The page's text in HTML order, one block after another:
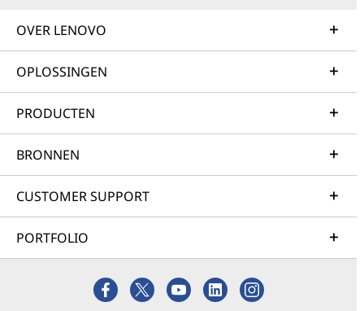
OVER LENOVO
OPLOSSINGEN
PRODUCTEN
BRONNEN
CUSTOMER SUPPORT
PORTFOLIO